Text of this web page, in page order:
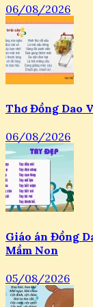
06/08/2026
Thơ Đồng Dao
06/08/2026
Giáo án Đồng
Mầm Non
05/08/2026